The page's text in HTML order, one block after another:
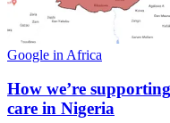
Google in Africa
How we’re
care in Nigeria